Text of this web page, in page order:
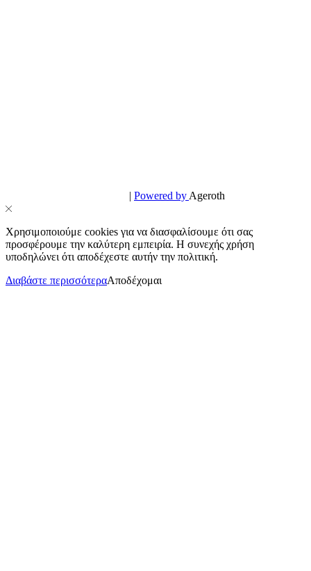
| Powered by Ageroth
Χρησιμοποιούμε cookies για να διασφαλίσουμε ότι σας
προσφέρουμε την καλύτερη εμπειρία. Η συνεχής χρήση
υποδηλώνει ότι αποδέχεστε αυτήν την πολιτική.
Διαβάστε περισσότεραΑποδέχομαι